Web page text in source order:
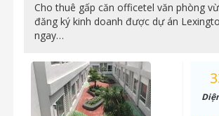
Cho thuê gấp căn officetel văn phòng
đăng ký kinh doanh được dự án
ngay…